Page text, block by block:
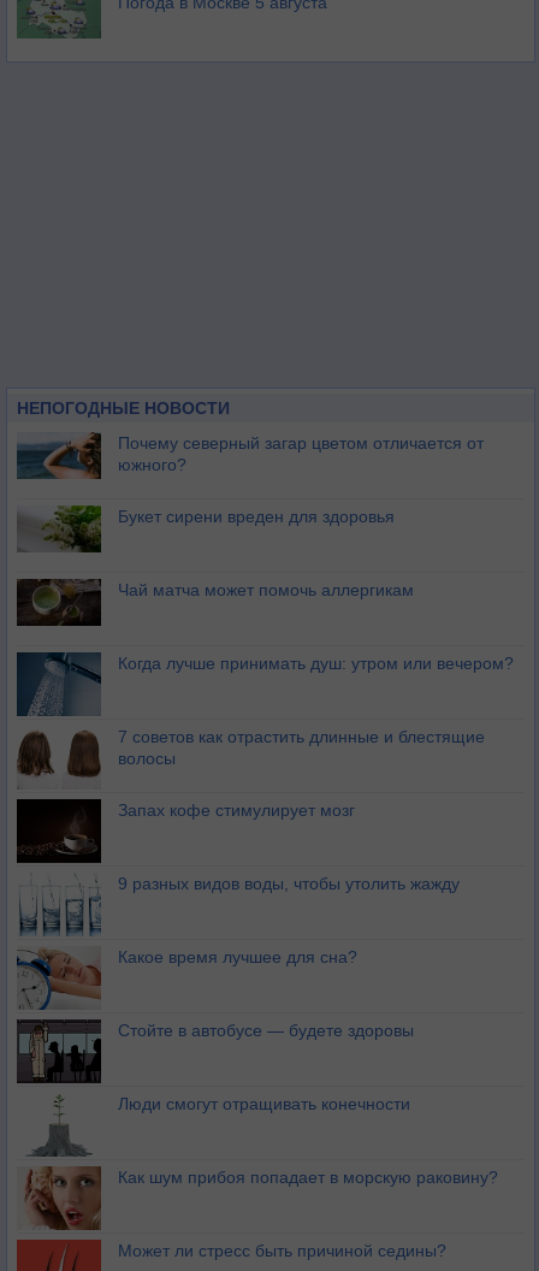
НЕПОГОДНЫЕ НОВОСТИ
Почему северный загар цветом отличается от
южного?
Букет сирени вреден для здоровья
Чай матча может помочь аллергикам
Когда лучше принимать душ: утром или вечером?
7 советов как отрастить длинные и блестящие
волосы
Запах кофе стимулирует мозг
9 разных видов воды, чтобы утолить жажду
Какое время лучшее для сна?
Стойте в автобусе — будете здоровы
Люди смогут отращивать конечности
Как шум прибоя попадает в морскую раковину?
Может ли стресс быть причиной седины?